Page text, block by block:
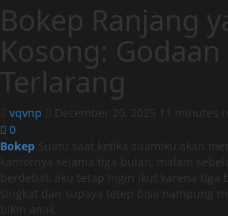
Bokep Ranjang
Kosong: Godaan
Terlarang
vqvnp December 20, 2025
11 minutes
0
Bokep Suatu saat ketika suamiku akan
kantornya selama tiga bulan, malam
berdebat, aku tetap ingin ikut karena tiga
singkat dan supaya tetep bisa nampung
bikin anak.